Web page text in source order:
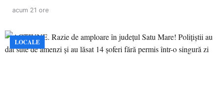
acum 21 ore
LOCALE